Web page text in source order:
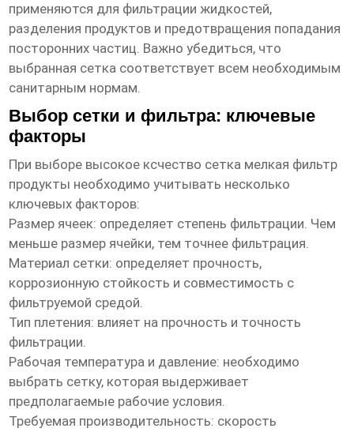
применяются для фильтрации жидкостей,
разделения продуктов и предотвращения попадания
посторонних частиц. Важно убедиться, что
выбранная сетка соответствует всем необходимым
санитарным нормам.
Выбор сетки и фильтра: ключевые
факторы
При выборе высокое ксчество сетка мелкая фильтр
продукты необходимо учитывать несколько
ключевых факторов:
Размер ячеек: определяет степень фильтрации. Чем
меньше размер ячейки, тем точнее фильтрация.
Материал сетки: определяет прочность,
коррозионную стойкость и совместимость с
фильтруемой средой.
Тип плетения: влияет на прочность и точность
фильтрации.
Рабочая температура и давление: необходимо
выбрать сетку, которая выдерживает
предполагаемые рабочие условия.
Требуемая производительность: скорость